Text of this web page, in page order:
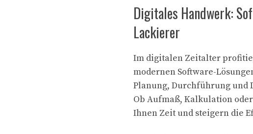
Digitales Handwerk:
Lackierer
Im digitalen Zeitalter
modernen Software-
Planung, Durchführung und
Ob Aufmaß, Kalkulation
Ihnen Zeit und steigern die